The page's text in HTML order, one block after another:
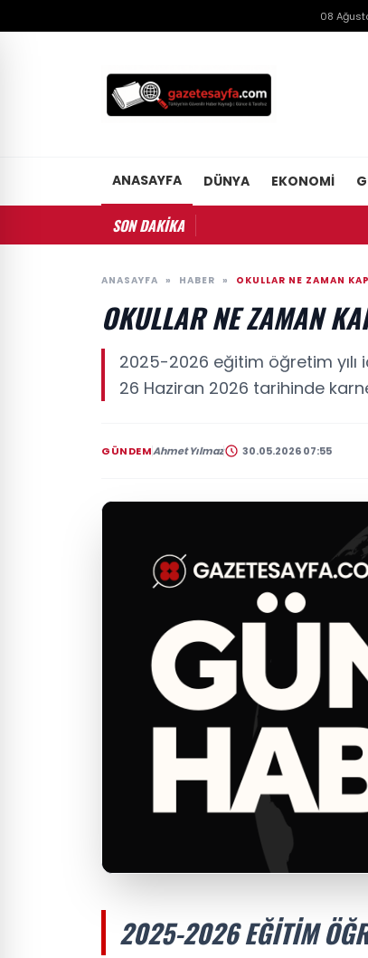
08
ANASAYFA DÜNYA EKONOMI
SON DAKİKA
ANASAYFA » HABER » OKULLAR NE ZAMAN
OKULLAR NE ZAMAN
2025-2026 eğitim öğretim yılı
26 Haziran 2026 tarihinde
GÜNDEMAhmet Yılmaz 30.05.2026 07:55
2025-2026 EĞITIM